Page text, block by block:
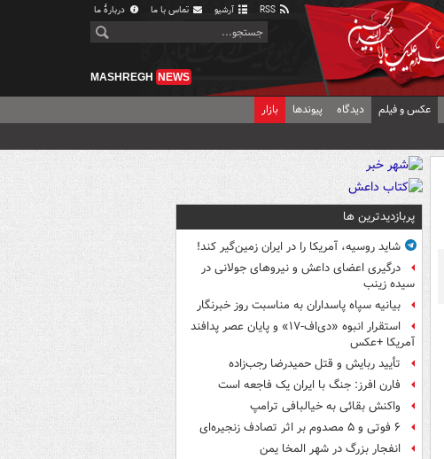
آرشیو تماس با ما دربارهٔ ما
MASHREGH NEWS
عکس و فیلم دیدگاه پیوندها بازار
پربازدیدترین ها
شاید روسیه، آمریکا را در ایران زمین‌گیر کند!
درگیری اعضای داعش و نیروهای جولانی در
سیده زینب
بیانیه سپاه پاسداران به مناسبت روز خبرنگار
استقرار انبوه «دی‌اف‑۱۷» و پایان عصر پدافند
آمریکا +عکس
تأیید ربایش و قتل حمیدرضا رجب‌زاده
فارن افرز: جنگ با ایران یک فاجعه است
واکنش بقائی به خیالبافی ترامپ
۶ فوتی و ۵ مصدوم بر اثر تصادف زنجیره‌ای
انفجار بزرگ در شهر المخا یمن